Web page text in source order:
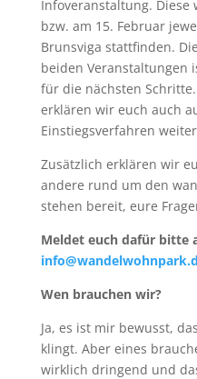
Infoveranstaltung. Diese
bzw. am 15. Februar
Brunsviga stattfinden.
beiden Veranstaltungen
für die nächsten
erklären wir euch auch
Einstiegsverfahren
Zusätzlich erklären wir
andere rund um den
stehen bereit, eure
Meldet euch dafür bitte
Wen brauchen wir?
Ja, es ist mir bewusst,
klingt. Aber eines
wirklich dringend und